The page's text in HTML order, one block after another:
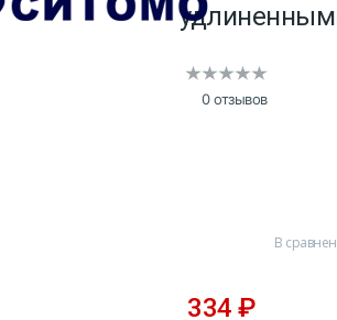
0 отзывов
В
334 ₽